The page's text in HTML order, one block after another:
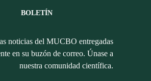
BOLETÍN
noticias del MUCBO entregadas
en su buzón de correo. Únase a
nuestra comunidad científica.